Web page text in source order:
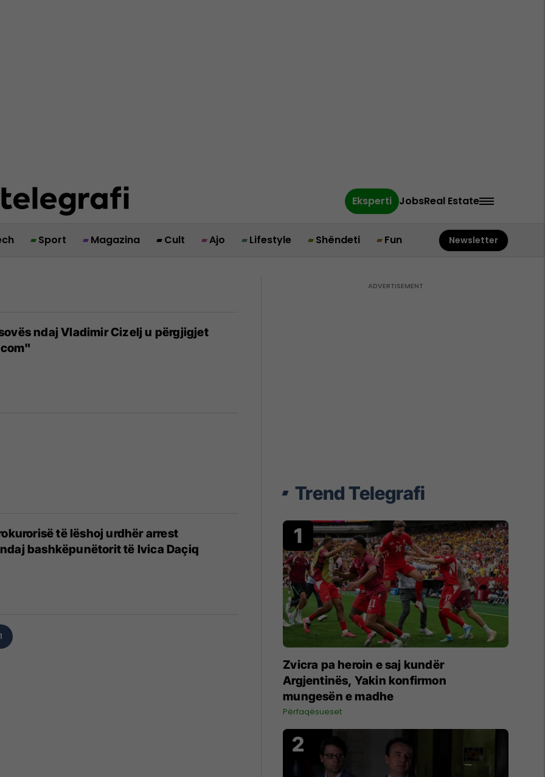
Eksperti JobsReal Estate
Sport Magazina Cult Ajo Lifestyle Shëndeti Fun Newsletter
ndaj Vladimir Cizelj u përgjigjet
të lëshoj urdhër arrest
bashkëpunëtorit të Ivica Daçiq
1
Trend Telegrafi
Zvicra pa heroin e saj kundër
Argjentinës, Yakin konfirmon
mungesën e madhe
Përfaqësueset